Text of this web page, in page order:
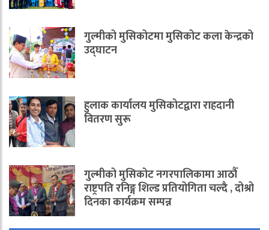
गुल्मीको मुसिकोटमा मुसिकोट कला केन्द्रको
उद्घाटन
हुलाक कार्यालय मुसिकोटद्वारा राहदानी
वितरण सुरू
गुल्मीको मुसिकोट नगरपालिकामा आठौँ
राष्ट्रपति रनिङ्ग शिल्ड प्रतियोगिता चल्दै , दोश्रो
दिनका कार्यक्रम सम्पन्न